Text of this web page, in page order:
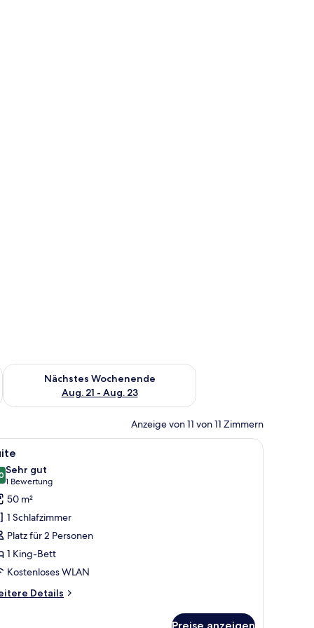
Aug. 14 - Aug. 16.
Nächstes Wochenende
Aug. 21 - Aug. 23
Überprüfe die Verfügbarkeit für nächstes Wochenende, Aug.
Anzeige von 11 von 11 Zimmern
gerahmten Bild an der Wand.
roten Sessel, einem kleinen runden Tisch mit einer Lampe und einem
Ein Hotelzimmer mit grauem Sofa, einem
7
von 10
Sehr gut
1 Bewertung
(1
Bewertung)
50 m²
1 Schlafzimmer
Platz für 2 Personen
1 King-Bett
Kostenloses WLAN
Details